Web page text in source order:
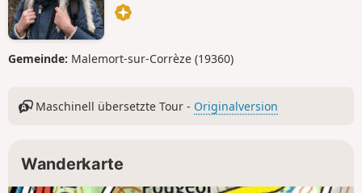
Gemeinde: Malemort-sur-Corrèze (19360)
Maschinell übersetzte Tour - Originalversion
Wanderkarte